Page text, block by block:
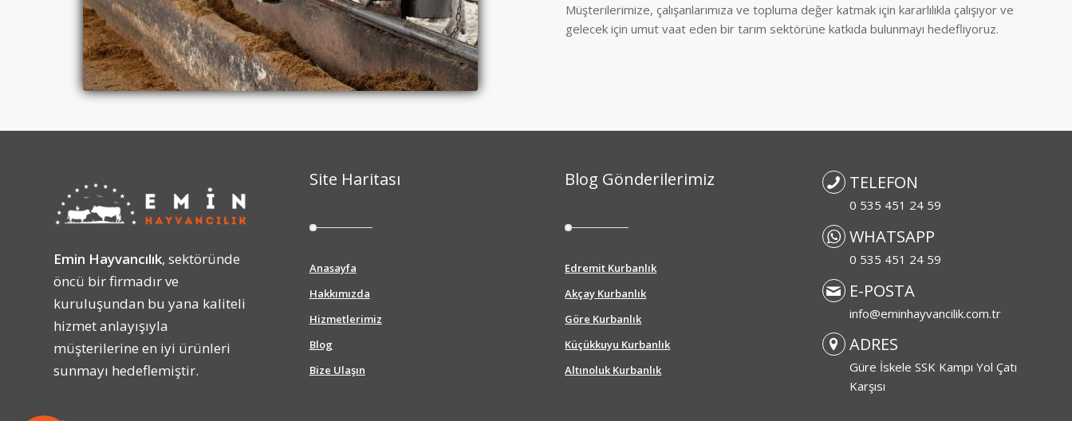
Müşterilerimize, çalışanlarımıza ve topluma değer katmak için kararlılıkla çalışıyor ve
gelecek için umut vaat eden bir tarım sektörüne katkıda bulunmayı hedefliyoruz.
Emin Hayvancılık, sektöründe
öncü bir firmadır ve
kuruluşundan bu yana kaliteli
hizmet anlayışıyla
müşterilerine en iyi ürünleri
sunmayı hedeflemiştir.
Site Haritası
Anasayfa
Hakkımızda
Hizmetlerimiz
Blog
Bize Ulaşın
Blog Gönderilerimiz
Edremit Kurbanlık
Akçay Kurbanlık
Göre Kurbanlık
Küçükkuyu Kurbanlık
Altınoluk Kurbanlık
TELEFON
0 535 451 24 59
WHATSAPP
0 535 451 24 59
E-POSTA
info@eminhayvancilik.com.tr
ADRES
Güre İskele SSK Kampı Yol Çatı
Karşısı